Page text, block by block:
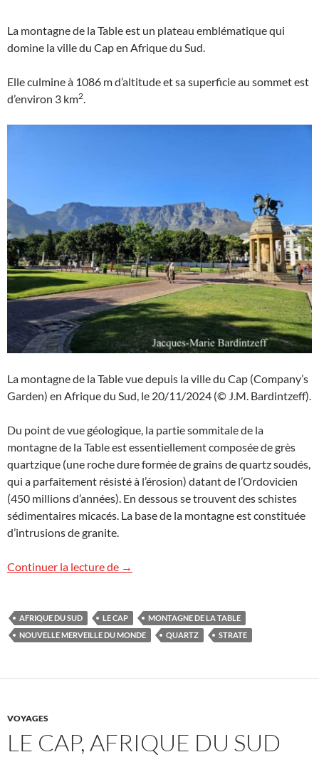
La montagne de la Table est un plateau emblématique qui
domine la ville du Cap en Afrique du Sud.
Elle culmine à 1086 m d’altitude et sa superficie au sommet est
d’environ 3 km2.
La montagne de la Table vue depuis la ville du Cap (Company’s
Garden) en Afrique du Sud, le 20/11/2024 (© J.M. Bardintzeff).
Du point de vue géologique, la partie sommitale de la
montagne de la Table est essentiellement composée de grès
quartzique (une roche dure formée de grains de quartz soudés,
qui a parfaitement résisté à l’érosion) datant de l’Ordovicien
(450 millions d’années). En dessous se trouvent des schistes
sédimentaires micacés. La base de la montagne est constituée
d’intrusions de granite.
Continuer la lecture de La montagne de la Table, Afrique du Sud
→
AFRIQUE DU SUD LE CAP
MONTAGNE DE LA TABLE
NOUVELLE MERVEILLE DU MONDE
QUARTZ STRATE
VOYAGES
LE CAP, AFRIQUE DU SUD